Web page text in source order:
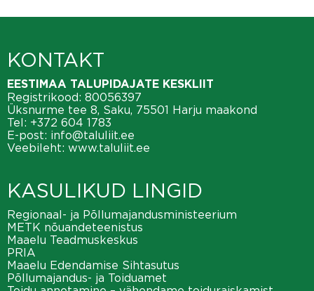
KONTAKT
EESTIMAA TALUPIDAJATE KESKLIIT
Registrikood: 80056397
Üksnurme tee 8, Saku, 75501 Harju maakond
Tel: +372 604 1783
E-post: info@taluliit.ee
Veebileht: www.taluliit.ee
KASULIKUD LINGID
Regionaal- ja Põllumajandusministeerium
METK nõuandeteenistus
Maaelu Teadmuskeskus
PRIA
Maaelu Edendamise Sihtasutus
Põllumajandus- ja Toiduamet